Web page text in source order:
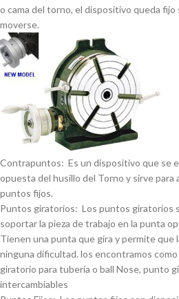
o cama del torno, el dispositivo queda
moverse.
Contrapuntos: Es un dispositivo que se
opuesta del husillo del Torno y sirve
puntos fijos.
Puntos giratorios: Los puntos giratorios
soportar la pieza de trabajo en la punta
Tienen una punta que gira y permite que
ninguna dificultad. los encontramos
giratorio para tuberí­a o ball Nose, punto
intercambiables